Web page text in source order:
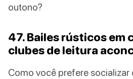
outono?
47. Bailes rústicos em
clubes de leitura
Como você prefere socializar